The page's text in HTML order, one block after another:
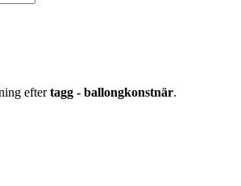
eftertagg - ballongkonstnär.